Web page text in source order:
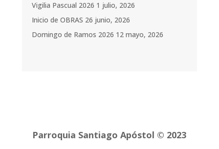
Vigilia Pascual 2026 1 julio, 2026
Inicio de OBRAS 26 junio, 2026
Domingo de Ramos 2026 12 mayo, 2026
Parroquia Santiago Apóstol © 2023